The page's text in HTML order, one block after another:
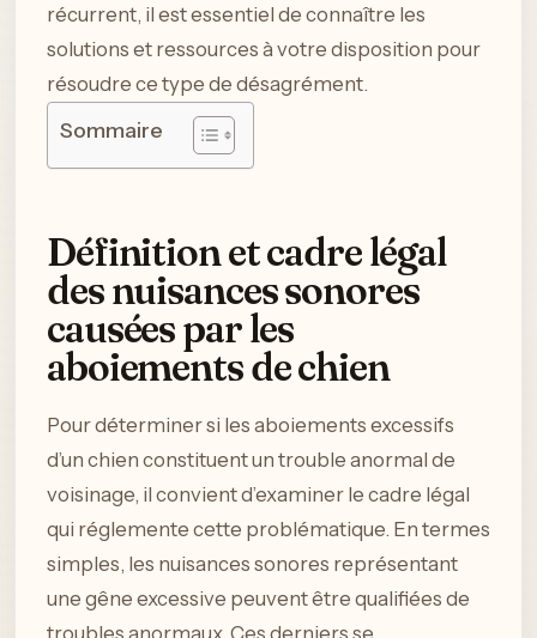
récurrent, il est essentiel de connaître les
solutions et ressources à votre disposition pour
résoudre ce type de désagrément.
Sommaire
Définition et cadre légal
des nuisances sonores
causées par les
aboiements de chien
Pour déterminer si les aboiements excessifs
d’un chien constituent un trouble anormal de
voisinage, il convient d’examiner le cadre légal
qui réglemente cette problématique. En termes
simples, les nuisances sonores représentant
une gêne excessive peuvent être qualifiées de
troubles anormaux. Ces derniers se